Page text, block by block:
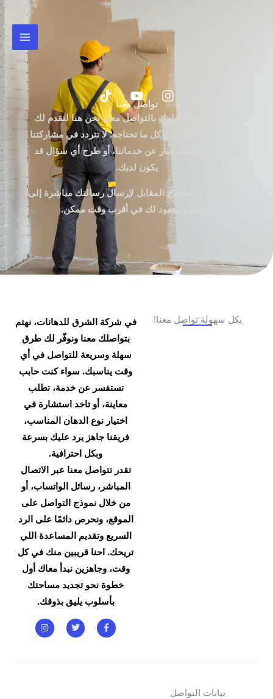
تواصل معنا
نشكرك على اهتمامك بالتواصل معنا. نحن هنا لنقدم لك
الدعم والمساعدة في كل ما تحتاجه. لا تتردد في مشاركتنا
أفكارك، أو الاستفسار عن خدماتنا، أو طرح أي سؤال قد
يكون لديك.
ويمكنك ملء النموذج المقابل لإرسال رسالتك مباشرة إلى
فريقنا وسنعود لك في أقرب وقت ممكن.
بكل سهولة تواصل معنا!
في شركة الشرق للدهانات، نهتم
بتواصلك معنا ونوفّر لك طرق
سهلة وسريعة للتواصل في أي
وقت يناسبك. سواء كنت حابب
تستفسر عن خدمة، تطلب
معاينة، أو تاخد استشارة في
اختيار نوع الدهان المناسب،
فريقنا جاهز يرد عليك بسرعة
وبكل احترافية.
تقدر تتواصل معنا عبر الاتصال
المباشر، رسائل الواتساب، أو
من خلال نموذج التواصل على
الموقع، ونحرص دائمًا على الرد
السريع وتقديم المساعدة اللي
تريحك. احنا قريبين منك في كل
وقت، وجاهزين نبدأ معاك أول
خطوة نحو تجديد مساحتك
بأسلوب يليق بذوقك.
F
a
c
o
T
w
i
e
I
n
s
g
بيانات التواصل